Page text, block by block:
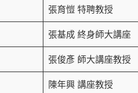
張育愷 特聘教授
張基成 終身師大講座
張俊彥 師大講座教授
陳年興 講座教授